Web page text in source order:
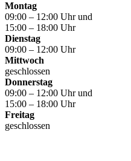
Montag
09:00 – 12:00 Uhr und
15:00 – 18:00 Uhr
Dienstag
09:00 – 12:00 Uhr
Mittwoch
geschlossen
Donnerstag
09:00 – 12:00 Uhr und
15:00 – 18:00 Uhr
Freitag
geschlossen